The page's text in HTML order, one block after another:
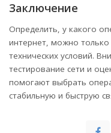
Заключение
Определить, у какого
интернет, можно только
технических условий.
тестирование сети и
помогают выбрать
стабильную и быструю